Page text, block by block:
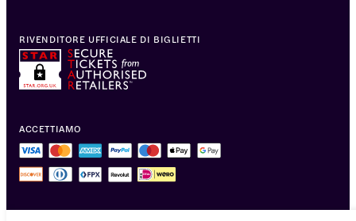
ACCETTIAMO
RIVENDITORE UFFICIALE DI BIGLIETTI